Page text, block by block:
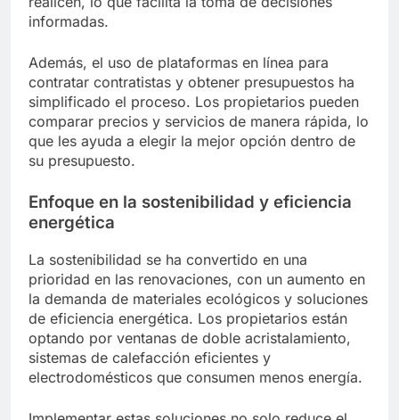
informadas.
Además, el uso de plataformas en línea para
contratar contratistas y obtener presupuestos ha
simplificado el proceso. Los propietarios pueden
comparar precios y servicios de manera rápida, lo
que les ayuda a elegir la mejor opción dentro de
su presupuesto.
Enfoque en la sostenibilidad y eficiencia
energética
La sostenibilidad se ha convertido en una
prioridad en las renovaciones, con un aumento en
la demanda de materiales ecológicos y soluciones
de eficiencia energética. Los propietarios están
optando por ventanas de doble acristalamiento,
sistemas de calefacción eficientes y
electrodomésticos que consumen menos energía.